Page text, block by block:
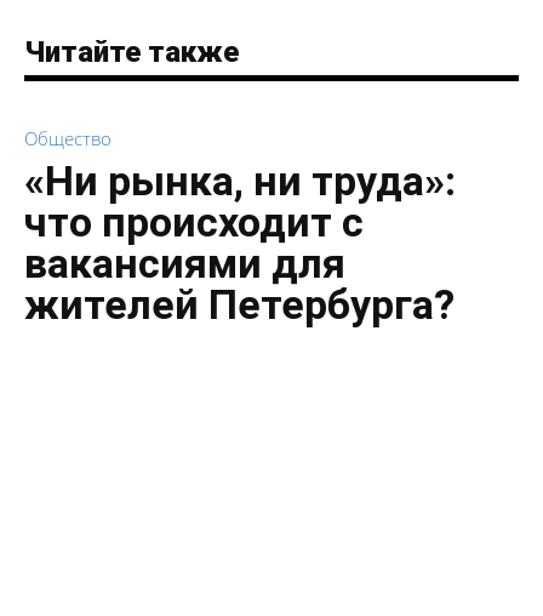
Читайте также
Общество
«Ни рынка, ни труда»:
что происходит с
вакансиями для
жителей Петербурга?